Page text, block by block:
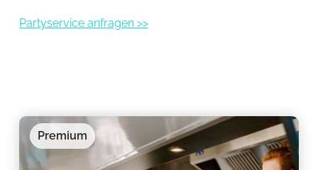
Partyservice anfragen >>
Premium